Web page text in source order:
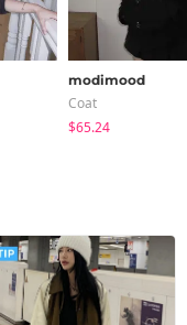
modimood
Coat
$65.24